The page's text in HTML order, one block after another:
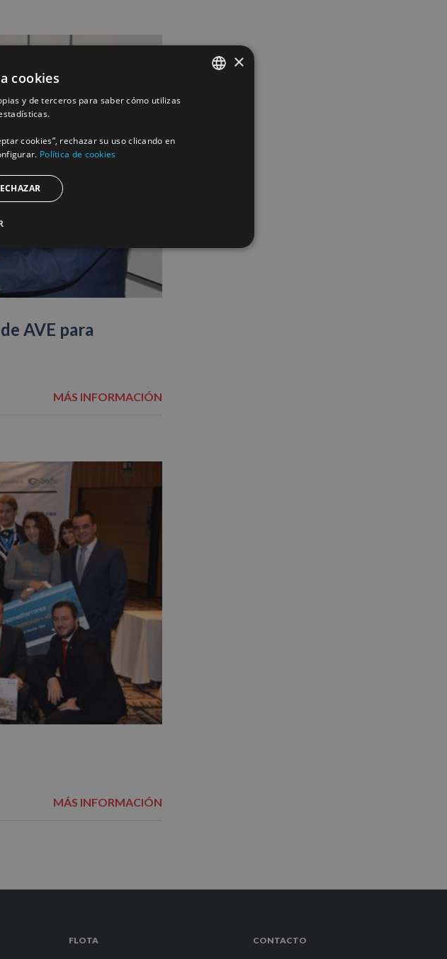
AVE para
MÁS INFORMACIÓN
MÁS INFORMACIÓN
FLOTA CONTACTO
×
cookies
y de terceros para saber cómo utilizas
cookies”, rechazar su uso clicando en
Política de cookies